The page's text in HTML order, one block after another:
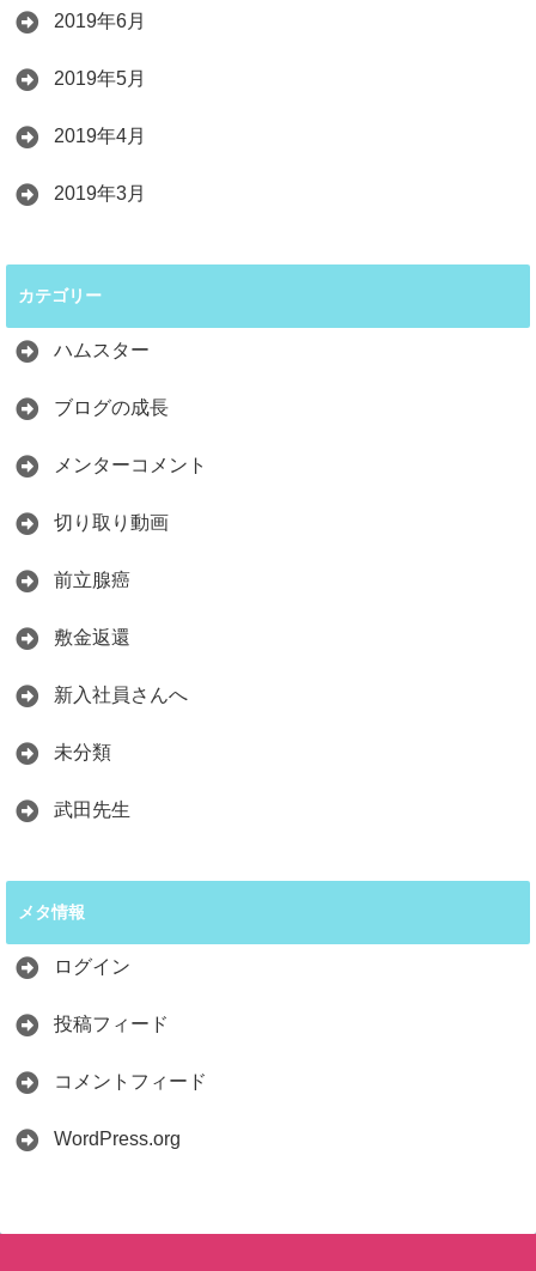
2019年6月
2019年5月
2019年4月
2019年3月
カテゴリー
ハムスター
ブログの成長
メンターコメント
切り取り動画
前立腺癌
敷金返還
新入社員さんへ
未分類
武田先生
メタ情報
ログイン
投稿フィード
コメントフィード
WordPress.org